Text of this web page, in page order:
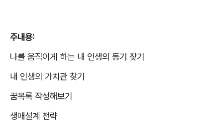
주내용:
나를 움직이게 하는 내 인생의 동기 찾기
내 인생의 가치관 찾기
꿈목록 작성해보기
생애설계 전략